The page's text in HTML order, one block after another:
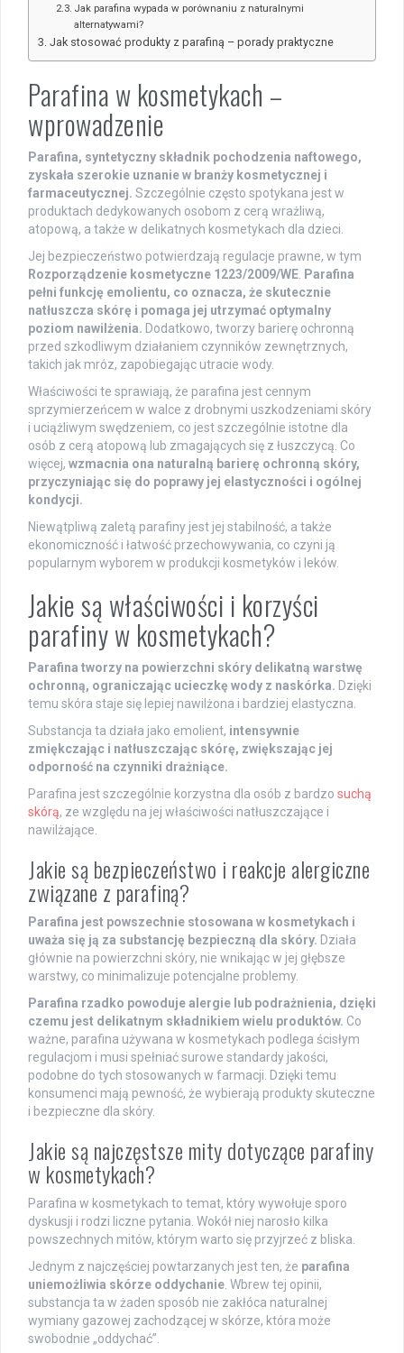
Jak parafina wypada w porównaniu z naturalnymi
alternatywami?
Jak stosować produkty z parafiną – porady praktyczne
Parafina w kosmetykach –
wprowadzenie
Parafina, syntetyczny składnik pochodzenia naftowego,
zyskała szerokie uznanie w branży kosmetycznej i
farmaceutycznej. Szczególnie często spotykana jest w
produktach dedykowanych osobom z cerą wrażliwą,
atopową, a także w delikatnych kosmetykach dla dzieci.
Jej bezpieczeństwo potwierdzają regulacje prawne, w tym
Rozporządzenie kosmetyczne 1223/2009/WE. Parafina
pełni funkcję emolientu, co oznacza, że skutecznie
natłuszcza skórę i pomaga jej utrzymać optymalny
poziom nawilżenia. Dodatkowo, tworzy barierę ochronną
przed szkodliwym działaniem czynników zewnętrznych,
takich jak mróz, zapobiegając utracie wody.
Właściwości te sprawiają, że parafina jest cennym
sprzymierzeńcem w walce z drobnymi uszkodzeniami skóry
i uciążliwym swędzeniem, co jest szczególnie istotne dla
osób z cerą atopową lub zmagających się z łuszczycą. Co
więcej, wzmacnia ona naturalną barierę ochronną skóry,
przyczyniając się do poprawy jej elastyczności i ogólnej
kondycji.
Niewątpliwą zaletą parafiny jest jej stabilność, a także
ekonomiczność i łatwość przechowywania, co czyni ją
popularnym wyborem w produkcji kosmetyków i leków.
Jakie są właściwości i korzyści
parafiny w kosmetykach?
Parafina tworzy na powierzchni skóry delikatną warstwę
ochronną, ograniczając ucieczkę wody z naskórka. Dzięki
temu skóra staje się lepiej nawilżona i bardziej elastyczna.
Substancja ta działa jako emolient, intensywnie
zmiękczając i natłuszczając skórę, zwiększając jej
odporność na czynniki drażniące.
Parafina jest szczególnie korzystna dla osób z bardzo suchą
skórą, ze względu na jej właściwości natłuszczające i
nawilżające.
Jakie są bezpieczeństwo i reakcje alergiczne
związane z parafiną?
Parafina jest powszechnie stosowana w kosmetykach i
uważa się ją za substancję bezpieczną dla skóry. Działa
głównie na powierzchni skóry, nie wnikając w jej głębsze
warstwy, co minimalizuje potencjalne problemy.
Parafina rzadko powoduje alergie lub podrażnienia, dzięki
czemu jest delikatnym składnikiem wielu produktów. Co
ważne, parafina używana w kosmetykach podlega ścisłym
regulacjom i musi spełniać surowe standardy jakości,
podobne do tych stosowanych w farmacji. Dzięki temu
konsumenci mają pewność, że wybierają produkty skuteczne
i bezpieczne dla skóry.
Jakie są najczęstsze mity dotyczące parafiny
w kosmetykach?
Parafina w kosmetykach to temat, który wywołuje sporo
dyskusji i rodzi liczne pytania. Wokół niej narosło kilka
powszechnych mitów, którym warto się przyjrzeć z bliska.
Jednym z najczęściej powtarzanych jest ten, że parafina
uniemożliwia skórze oddychanie. Wbrew tej opinii,
substancja ta w żaden sposób nie zakłóca naturalnej
wymiany gazowej zachodzącej w skórze, która może
swobodnie „oddychać”.